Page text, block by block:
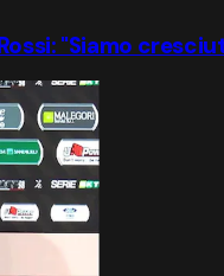
"Siamo